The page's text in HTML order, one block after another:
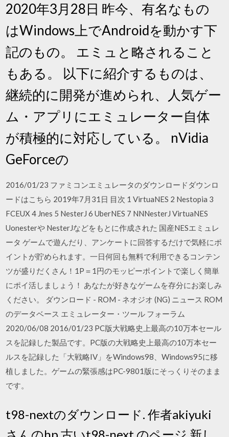
2020年3月28日 昨今、有名なもの
はWindows上でAndroidを動かす下
記のもの。 エミュと略されること
もある。 以下に紹介するものは、
継続的に開発が進められ、人気ゲー
ム・アプリにエミュレーター自体
が積極的に対応している。 nVidia
GeForceの
2016/01/23 ファミコンエミュレータのダウンロードダウンロ
ードはこちら 2019年7月31日 目次 1 VirtuaNES 2 Nestopia 3
FCEUX 4 Jnes 5 NesterJ 6 UberNES 7 NNNesterJ VirtuaNES
Uonesterや NesterJなどをもとに作成された 国産NESエミュレ
ータ ゲームで遊んだり、アンケートに回答するだけで気軽にポ
イントが貯められます。一日何回も無料で利用できるコンテン
ツが盛りだくさん！1P＝1円のモッピーポイントで楽しく簡単
にポイ活しましょう！ あなたが好きなゲームを存分にお楽しみ
ください。 ダウンロード - ROM - ネオジオ (NG) ニュース ROM
のデータベース エミュレーター・ツール フォーラム
2020/06/08 2016/01/23 PC版大戦略史上最高の10万本セール
スを記録した製品です。PC版の大戦略史上最高の10万本セー
ルスを記録した「大戦略IV」をWindows98、Windows95に移
植しました。ゲームの緊張感はPC-9801版にそっくりそのまま
です。
t98-nextのダウンロード. 作者akiyuki
さんのhp 古いt98-next のページ 新し